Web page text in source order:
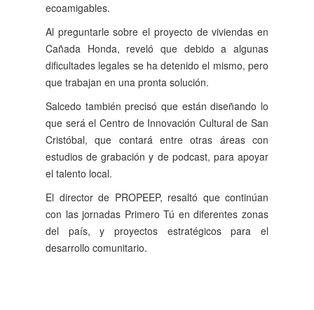
ecoamigables.
Al preguntarle sobre el proyecto de viviendas en
Cañada Honda, reveló que debido a algunas
dificultades legales se ha detenido el mismo, pero
que trabajan en una pronta solución.
Salcedo también precisó que están diseñando lo
que será el Centro de Innovación Cultural de San
Cristóbal, que contará entre otras áreas con
estudios de grabación y de podcast, para apoyar
el talento local.
El director de PROPEEP, resaltó que continúan
con las jornadas Primero Tú en diferentes zonas
del país, y proyectos estratégicos para el
desarrollo comunitario.